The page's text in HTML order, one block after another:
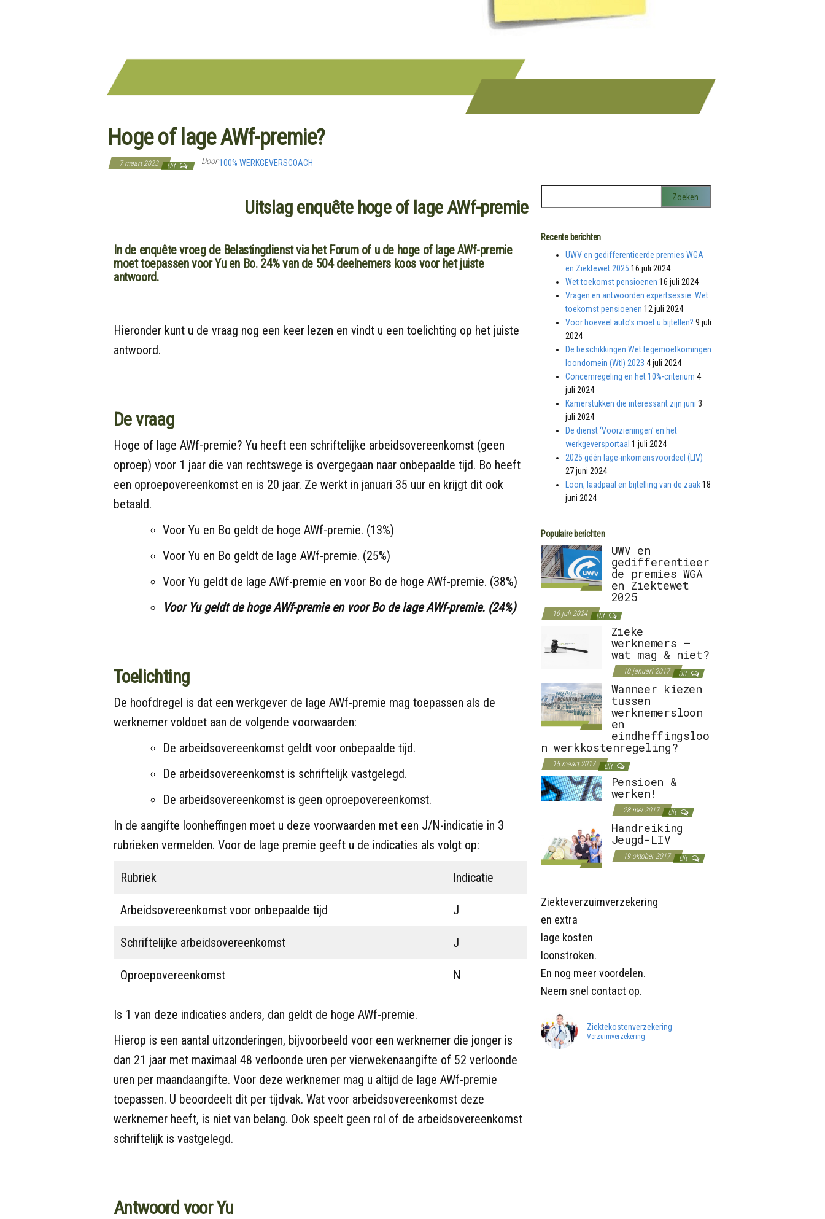
Hoge of lage AWf-premie?
7 maart 2023 Uit Door100% WERKGEVERSCOACH
Uitslag enquête hoge of lage AWf-premie
In de enquête vroeg de Belastingdienst via het Forum of u de hoge of lage AWf-premie
moet toepassen voor Yu en Bo. 24% van de 504 deelnemers koos voor het juiste
antwoord.
Hieronder kunt u de vraag nog een keer lezen en vindt u een toelichting op het juiste
antwoord.
De vraag
Hoge of lage AWf-premie? Yu heeft een schriftelijke arbeidsovereenkomst (geen
oproep) voor 1 jaar die van rechtswege is overgegaan naar onbepaalde tijd. Bo heeft
een oproepovereenkomst en is 20 jaar. Ze werkt in januari 35 uur en krijgt dit ook
betaald.
Voor Yu en Bo geldt de hoge AWf-premie. (13%)
Voor Yu en Bo geldt de lage AWf-premie. (25%)
Voor Yu geldt de lage AWf-premie en voor Bo de hoge AWf-premie. (38%)
Voor Yu geldt de hoge AWf-premie en voor Bo de lage AWf-premie. (24%)
Toelichting
De hoofdregel is dat een werkgever de lage AWf-premie mag toepassen als de
werknemer voldoet aan de volgende voorwaarden:
De arbeidsovereenkomst geldt voor onbepaalde tijd.
De arbeidsovereenkomst is schriftelijk vastgelegd.
De arbeidsovereenkomst is geen oproepovereenkomst.
In de aangifte loonheffingen moet u deze voorwaarden met een J/N-indicatie in 3
rubrieken vermelden. Voor de lage premie geeft u de indicaties als volgt op:
Rubriek Indicatie
Arbeidsovereenkomst voor onbepaalde tijd J
Schriftelijke arbeidsovereenkomst J
Oproepovereenkomst N
Is 1 van deze indicaties anders, dan geldt de hoge AWf-premie.
Hierop is een aantal uitzonderingen, bijvoorbeeld voor een werknemer die jonger is
dan 21 jaar met maximaal 48 verloonde uren per vierwekenaangifte of 52 verloonde
uren per maandaangifte. Voor deze werknemer mag u altijd de lage AWf-premie
toepassen. U beoordeelt dit per tijdvak. Wat voor arbeidsovereenkomst deze
werknemer heeft, is niet van belang. Ook speelt geen rol of de arbeidsovereenkomst
schriftelijk is vastgelegd.
Antwoord voor Yu
Recente berichten
UWV en gedifferentieerde premies WGA
en Ziektewet 2025 16 juli 2024
Wet toekomst pensioenen 16 juli 2024
Vragen en antwoorden expertsessie: Wet
toekomst pensioenen 12 juli 2024
Voor hoeveel auto’s moet u bijtellen? 9 juli
2024
De beschikkingen Wet tegemoetkomingen
loondomein (Wtl) 2023 4 juli 2024
Concernregeling en het 10%-criterium 4
juli 2024
Kamerstukken die interessant zijn juni 3
juli 2024
De dienst ‘Voorzieningen’ en het
werkgeversportaal 1 juli 2024
2025 géén lage-inkomensvoordeel (LIV)
27 juni 2024
Loon, laadpaal en bijtelling van de zaak 18
juni 2024
Populaire berichten
UWV en
gedifferentieer
de premies WGA
en Ziektewet
2025
16 juli 2024 Uit
Zieke
werknemers –
wat mag & niet?
10 januari 2017 Uit
Wanneer kiezen
tussen
werknemersloon
en
eindheffingsloo
n werkkostenregeling?
15 maart 2017 Uit
Pensioen &
werken!
28 mei 2017 Uit
Handreiking
Jeugd-LIV
19 oktober 2017 Uit
Ziekteverzuimverzekering
en extra
lage kosten
loonstroken.
En nog meer voordelen.
Neem snel contact op.
Ziektekostenverzekering
Verzuimverzekering